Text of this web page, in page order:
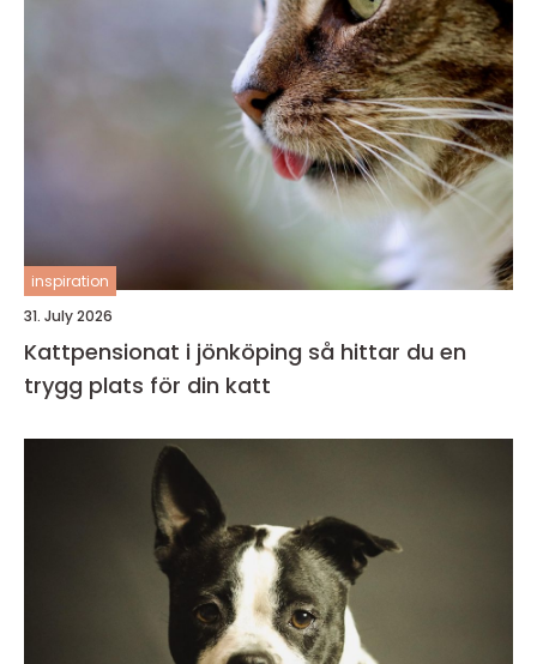
inspiration
31. July 2026
Kattpensionat i jönköping så hittar du en
trygg plats för din katt